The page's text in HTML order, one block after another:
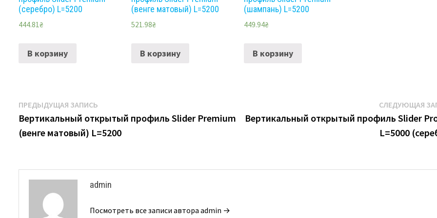
(серебро) L=5200
444.81₴
В корзину
(венге матовый) L=5200
521.98₴
В корзину
(шампань) L=5200
449.94₴
В корзину
Навигация
по
записям
ПРЕДЫДУЩАЯ ЗАПИСЬ
запись:
Вертикальный открытый профиль Slider Premium
(венге матовый) L=5200
СЛЕДУЮЩАЯ
Вертикальный открытый профиль Slider
L=5000
admin
Посмотреть все записи автора admin →